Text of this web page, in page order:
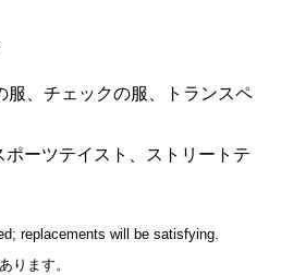
服、チェックの服、トランスペ
ーツテイスト、ストリートテ
replacements will be satisfying.
ります。